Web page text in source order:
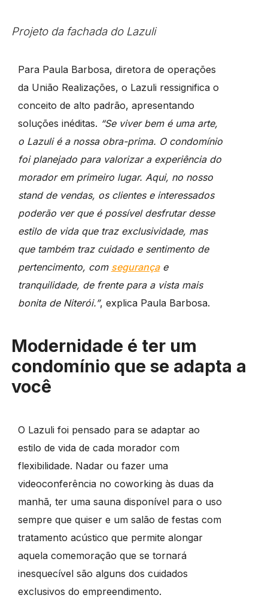
Projeto da fachada do Lazuli
Para Paula Barbosa, diretora de operações
da União Realizações, o Lazuli ressignifica o
conceito de alto padrão, apresentando
soluções inéditas. “Se viver bem é uma arte,
o Lazuli é a nossa obra-prima. O condomínio
foi planejado para valorizar a experiência do
morador em primeiro lugar. Aqui, no nosso
stand de vendas, os clientes e interessados
poderão ver que é possível desfrutar desse
estilo de vida que traz exclusividade, mas
que também traz cuidado e sentimento de
pertencimento, com segurançae
tranquilidade, de frente para a vista mais
bonita de Niterói.”, explica Paula Barbosa.
Modernidade é ter um
condomínio que se adapta a
você
O Lazuli foi pensado para se adaptar ao
estilo de vida de cada morador com
flexibilidade. Nadar ou fazer uma
videoconferência no coworking às duas da
manhã, ter uma sauna disponível para o uso
sempre que quiser e um salão de festas com
tratamento acústico que permite alongar
aquela comemoração que se tornará
inesquecível são alguns dos cuidados
exclusivos do empreendimento.